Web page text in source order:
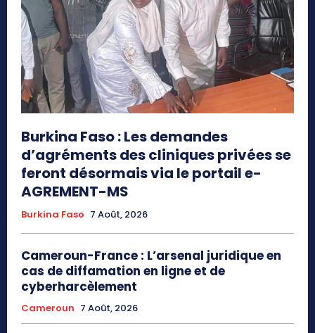
Burkina Faso : Les demandes
d’agréments des cliniques privées se
feront désormais via le portail e-
AGREMENT-MS
Burkina Faso 7 Août, 2026
Cameroun-France : L’arsenal juridique en
cas de diffamation en ligne et de
cyberharcèlement
Cameroun 7 Août, 2026